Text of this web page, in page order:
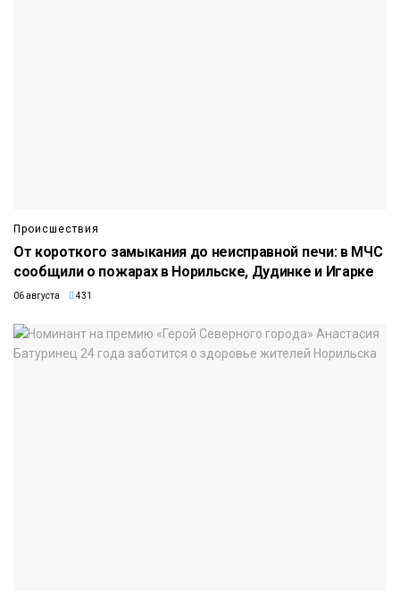
Происшествия
От короткого замыкания до неисправной печи: в МЧС
сообщили о пожарах в Норильске, Дудинке и Игарке
06 августа 431